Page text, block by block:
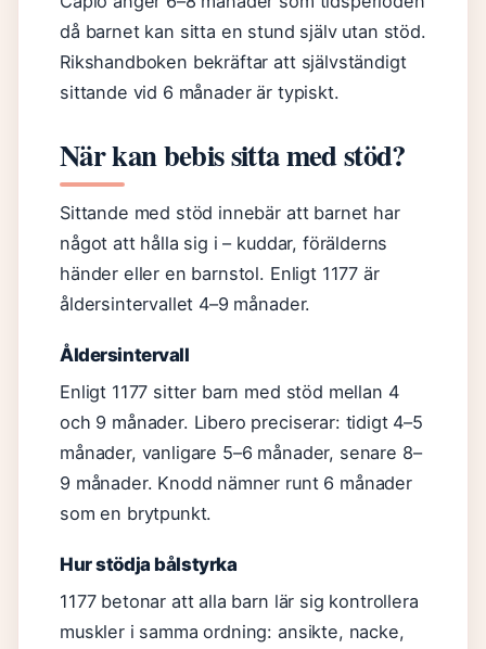
då barnet kan sitta en stund själv utan stöd.
Rikshandboken bekräftar att självständigt
sittande vid 6 månader är typiskt.
När kan bebis sitta med stöd?
Sittande med stöd innebär att barnet har
något att hålla sig i – kuddar, förälderns
händer eller en barnstol. Enligt 1177 är
åldersintervallet 4–9 månader.
Åldersintervall
Enligt 1177 sitter barn med stöd mellan 4
och 9 månader. Libero preciserar: tidigt 4–5
månader, vanligare 5–6 månader, senare 8–
9 månader. Knodd nämner runt 6 månader
som en brytpunkt.
Hur stödja bålstyrka
1177 betonar att alla barn lär sig kontrollera
muskler i samma ordning: ansikte, nacke,